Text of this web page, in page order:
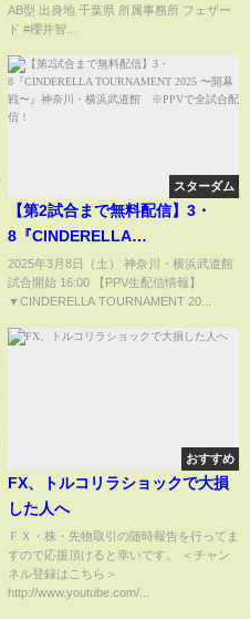
AB型 出身地 千葉県 所属事務所 フェザー
ド #櫻井智...
スターダム
【第2試合まで無料配信】3・
8『CINDERELLA
TOURNAMENT 2025 〜開幕
戦〜』神奈川・横浜武道館
2025年3月8日（土） 神奈川・横浜武道館
試合開始 16:00 【PPV生配信情報】
▼CINDERELLA TOURNAMENT 20...
おすすめ
FX、トルコリラショックで大損
した人へ
ＦＸ・株・先物取引の随時報告を行ってま
すので応援頂けると幸いです。 ＜チャン
ネル登録はこちら＞
http://www.youtube.com/...